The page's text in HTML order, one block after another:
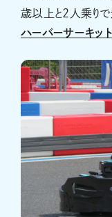
歳以上と2人乗りで
ハーバーサーキッ